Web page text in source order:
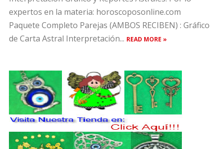
expertos en la materia: horoscoposonline.com
Paquete Completo Parejas (AMBOS RECIBEN) : Gráfico
de Carta Astral Interpretación... READ MORE »